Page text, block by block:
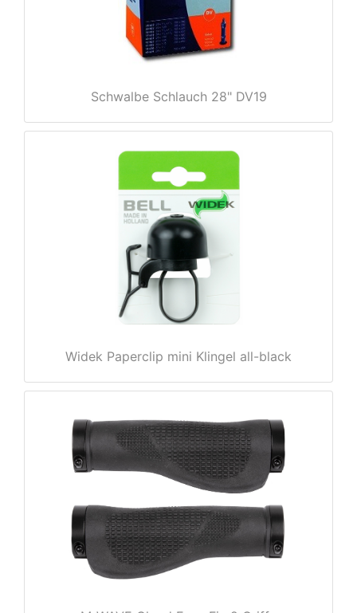
Schwalbe Schlauch 28" DV19
Widek Paperclip mini Klingel all-black